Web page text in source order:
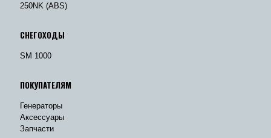
250NK (ABS)
СНЕГОХОДЫ
SM 1000
ПОКУПАТЕЛЯМ
Генераторы
Аксессуары
Запчасти